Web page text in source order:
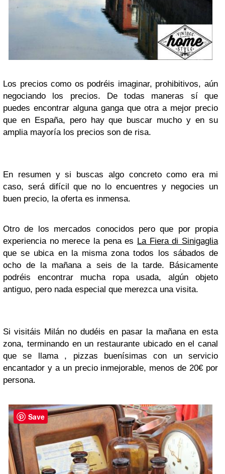
Los precios como os podréis imaginar, prohibitivos, aún
negociando los precios. De todas maneras sí que
puedes encontrar alguna ganga que otra a mejor precio
que en España, pero hay que buscar mucho y en su
amplia mayoría los precios son de risa.
En resumen y si buscas algo concreto como era mi
caso, será difícil que no lo encuentres y negocies un
buen precio, la oferta es inmensa.
Otro de los mercados conocidos pero que por propia
experiencia no merece la pena es La Fiera di Sinigaglia
que se ubica en la misma zona todos los sábados de
ocho de la mañana a seis de la tarde. Básicamente
podréis encontrar mucha ropa usada, algún objeto
antiguo, pero nada especial que merezca una visita.
Si visitáis Milán no dudéis en pasar la mañana en esta
zona, terminando en un restaurante ubicado en el canal
que se llama , pizzas buenísimas con un servicio
encantador y a un precio inmejorable, menos de 20€ por
persona.
Save